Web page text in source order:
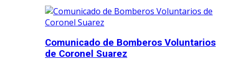
Comunicado de Bomberos Voluntarios
de Coronel Suarez